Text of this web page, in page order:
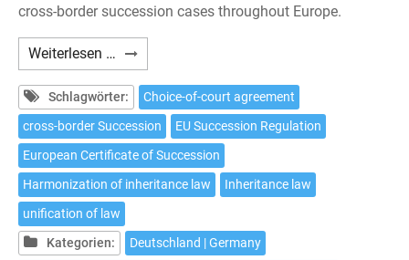
cross-border succession cases throughout Europe.
Weiterlesen … Choice
of
court
agreement
pursuant
to
Article
5
EU
Succession
Schlagwörter:
Choice-of-court agreement
cross-border Succession
EU Succession Regulation
European Certificate of Succession
Harmonization of inheritance law
Inheritance law
unification of law
Kategorien:
Deutschland | Germany